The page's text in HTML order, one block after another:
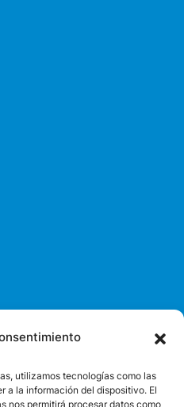
utilizamos tecnologías como las
a la información del dispositivo. El
nos permitirá procesar datos como